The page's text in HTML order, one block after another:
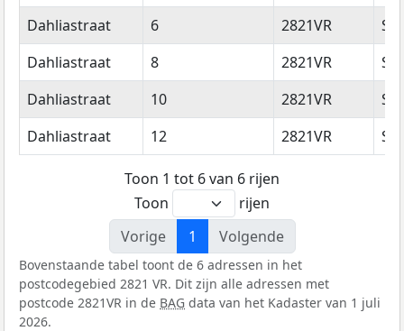
Dahliastraat
6 2821VR
Dahliastraat
8 2821VR
Dahliastraat
10 2821VR
Dahliastraat
12 2821VR
Toon 1 tot 6 van 6 rijen
Toon
rijen
Vorige
1 Volgende
Bovenstaande tabel toont de 6 adressen in het
postcodegebied 2821 VR. Dit zijn alle adressen met
postcode 2821VR in de BAG data van het Kadaster van 1 juli
2026.